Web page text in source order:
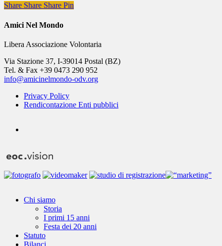
Share
Share Share Share Pin
Amici Nel Mondo
Libera Associazione Volontaria
Via Stazione 37, I-39014 Postal (BZ)
Tel. & Fax +39 0473 290 952
info@amicinelmondo-odv.org
Privacy Policy
Rendicontazione Enti pubblici
Close
Chi siamo
Storia
I primi 15 anni
Festa dei 20 anni
Statuto
Bilanci